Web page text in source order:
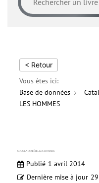
< Retour
Vous êtes ici:
Base de données
LES HOMMES
SOUS LA LUMIÈRE, LES HOMMES
Publié 1 avril 2014
Dernière mise à jour